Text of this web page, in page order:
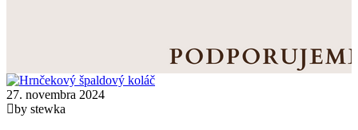
27. novembra 2024
by stewka